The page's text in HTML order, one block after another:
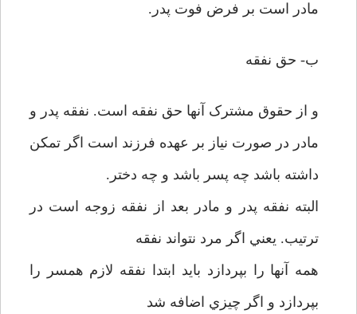
مادر است بر فرض فوت پدر.
ب- حق نفقه
و از حقوق مشترک آنها حق نفقه است. نفقه پدر و
مادر در صورت نياز بر عهده فرزند است اگر تمکن
داشته باشد چه پسر باشد و چه دختر.
البته نفقه پدر و مادر بعد از نفقه زوجه است در
ترتيب. يعني اگر مرد نتواند نفقه
همه آنها را بپردازد بايد ابتدا نفقه لازم همسر را
بپردازد و اگر چيزي اضافه شد